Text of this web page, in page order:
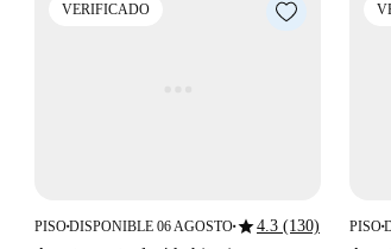
VERIFICADO
PISO■DISPONIBLE 06 AGOSTO■star4.3 (130) PISO■